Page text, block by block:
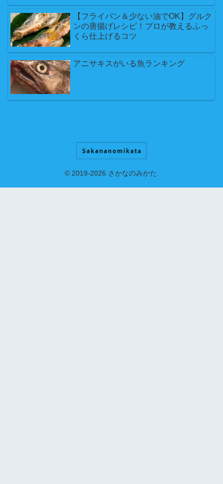
【フライパン＆少ない油でOK】グルク
ンの唐揚げレシピ！プロが教えるふっ
くら仕上げるコツ
アニサキスがいる魚ランキング
© 2019-2026 さかなのみかた.